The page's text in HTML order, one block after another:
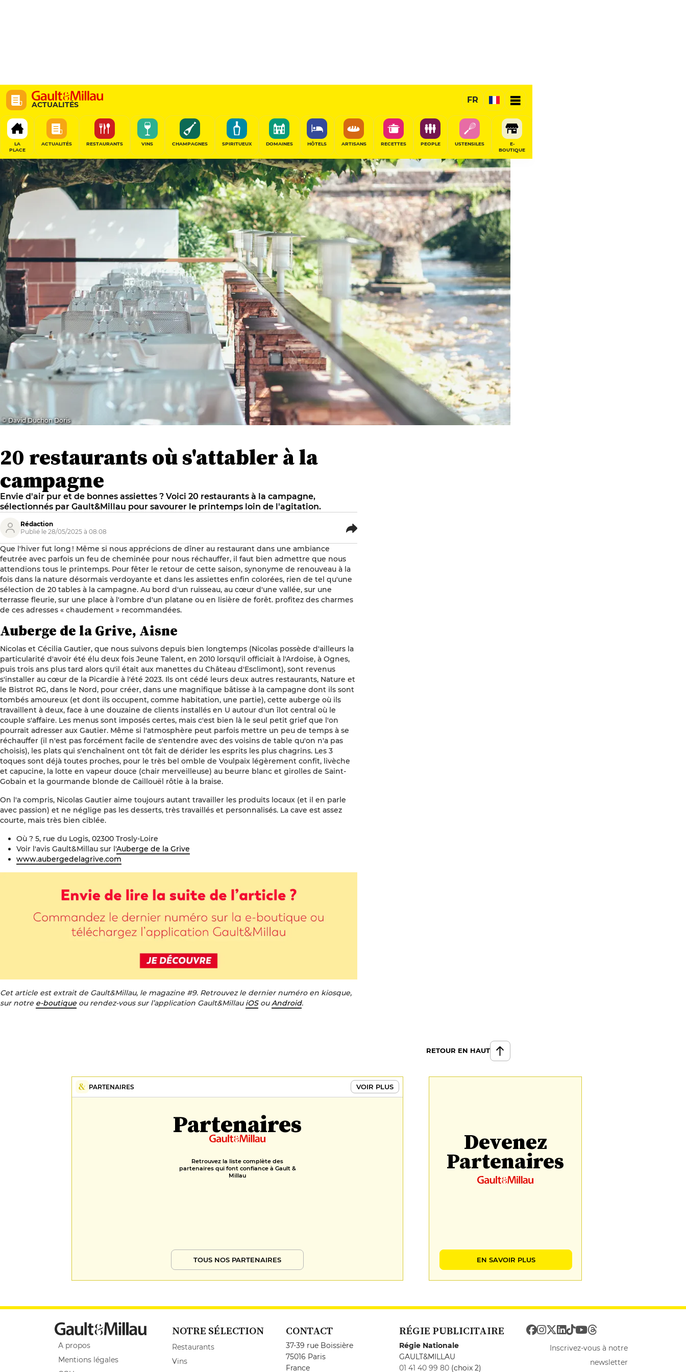
ACTUALITÉS
FR
LA
PLACE
ACTUALITÉS RESTAURANTS VINS CHAMPAGNES SPIRITUEUX DOMAINES HÔTELS ARTISANS RECETTES PEOPLE USTENSILES
E-
BOUTIQUE
© David Duchon Doris
20 restaurants où s'attabler à la
campagne
Envie d'air pur et de bonnes assiettes ? Voici 20 restaurants à la campagne,
sélectionnés par Gault&Millau pour savourer le printemps loin de l'agitation.
Rédaction
Publié le 28/05/2025 à 08:08
Que l'hiver fut long ! Même si nous apprécions de dîner au restaurant dans une ambiance
feutrée avec parfois un feu de cheminée pour nous réchauffer, il faut bien admettre que nous
attendions tous le printemps. Pour fêter le retour de cette saison, synonyme de renouveau à la
fois dans la nature désormais verdoyante et dans les assiettes enfin colorées, rien de tel qu'une
sélection de 20 tables à la campagne. Au bord d'un ruisseau, au cœur d'une vallée, sur une
terrasse fleurie, sur une place à l'ombre d'un platane ou en lisière de forêt. profitez des charmes
de ces adresses « chaudement » recommandées.
Auberge de la Grive, Aisne
Nicolas et Cécilia Gautier, que nous suivons depuis bien longtemps (Nicolas possède d'ailleurs la
particularité d'avoir été élu deux fois Jeune Talent, en 2010 lorsqu'il officiait à l'Ardoise, à Ognes,
puis trois ans plus tard alors qu'il était aux manettes du Château d'Esclimont), sont revenus
s'installer au cœur de la Picardie à l'été 2023. Ils ont cédé leurs deux autres restaurants, Nature et
le Bistrot RG, dans le Nord, pour créer, dans une magnifique bâtisse à la campagne dont ils sont
tombés amoureux (et dont ils occupent, comme habitation, une partie), cette auberge où ils
travaillent à deux, face à une douzaine de clients installés en U autour d'un îlot central où le
couple s'affaire. Les menus sont imposés certes, mais c'est bien là le seul petit grief que l'on
pourrait adresser aux Gautier. Même si l'atmosphère peut parfois mettre un peu de temps à se
réchauffer (il n'est pas forcément facile de s'entendre avec des voisins de table qu'on n'a pas
choisis), les plats qui s'enchaînent ont tôt fait de dérider les esprits les plus chagrins. Les 3
toques sont déjà toutes proches, pour le très bel omble de Voulpaix légèrement confit, livèche
et capucine, la lotte en vapeur douce (chair merveilleuse) au beurre blanc et girolles de Saint-
Gobain et la gourmande blonde de Caillouël rôtie à la braise.
On l'a compris, Nicolas Gautier aime toujours autant travailler les produits locaux (et il en parle
avec passion) et ne néglige pas les desserts, très travaillés et personnalisés. La cave est assez
courte, mais très bien ciblée.
Où ? 5, rue du Logis, 02300 Trosly-Loire
Voir l'avis Gault&Millau sur l'Auberge de la Grive
www.aubergedelagrive.com
Cet article est extrait de Gault&Millau, le magazine #9. Retrouvez le dernier numéro en kiosque,
sur notre e-boutique ou rendez-vous sur l’application Gault&Millau iOSou Android.
RETOUR EN HAUT
PARTENAIRES VOIR PLUS
Partenaires
Retrouvez la liste complète des
partenaires qui font confiance à Gault &
Millau
TOUS NOS PARTENAIRES
Devenez
Partenaires
EN SAVOIR PLUS
A propos
Mentions légales
NOTRE SÉLECTION
Restaurants
Vins
CONTACT
37-39 rue Boissière
75016 Paris
France
RÉGIE PUBLICITAIRE
Régie Nationale
GAULT&MILLAU
01 41 40 99 80 (choix 2)
Inscrivez-vous à notre
newsletter